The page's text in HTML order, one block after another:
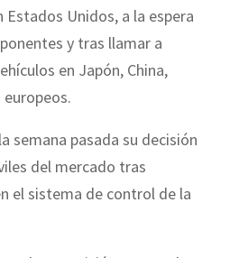
Estados Unidos, a la espera
y tras llamar a
en Japón, China,
europeos.
semana pasada su decisión
del mercado tras
el sistema de control de la